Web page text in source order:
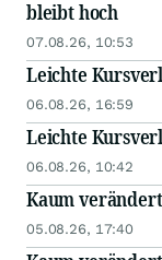
bleibt hoch
07.08.26, 10:53
Leichte
06.08.26, 16:59
Leichte
06.08.26, 10:42
Kaum verändert
05.08.26, 17:40